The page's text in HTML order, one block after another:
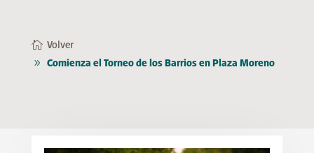
Volver
Comienza el Torneo de los Barrios en Plaza Moreno